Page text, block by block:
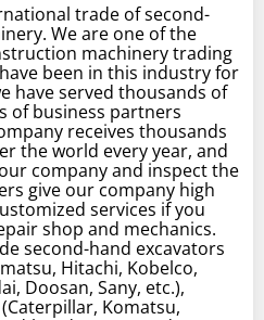
trade of second-
We are one of the
machinery trading
been in this industry for
have served thousands of
of business partners
receives thousands
the world every year, and
company and inspect the
give our company high
services if you
shop and mechanics.
second-hand excavators
Hitachi, Kobelco,
Doosan, Sany, etc.),
Komatsu,